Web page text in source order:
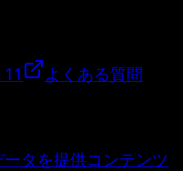
よくある質問
ータを提供コンテンツ